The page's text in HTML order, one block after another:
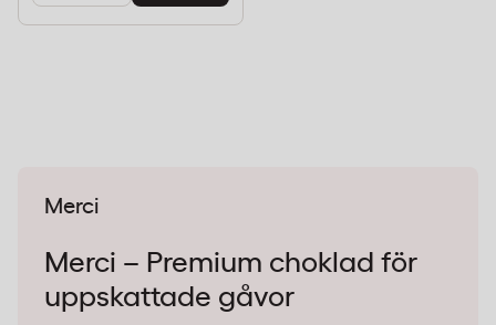
Merci
Merci – Premium choklad för
uppskattade gåvor